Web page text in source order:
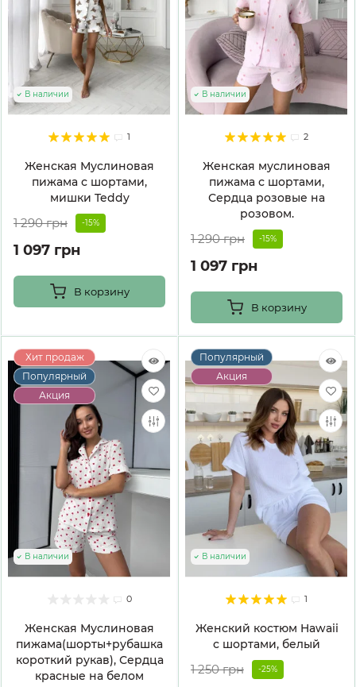
1
Женская Муслиновая
пижама с шортами,
мишки Teddy
В наличии
1 290 грн -15%
1 097 грн
В корзину
2
Женская муслиновая
пижама с шортами,
Сердца розовые на
розовом.
В наличии
1 290 грн -15%
1 097 грн
В корзину
Хит продаж
Популярный
Акция
0
Женская Муслиновая
пижама(шорты+рубашка
короткий рукав), Сердца
красные на белом
В наличии
Популярный
Акция
1
Женский костюм Hawaii
с шортами, белый
В наличии
1 250 грн -25%